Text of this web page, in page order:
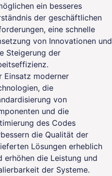
ein besseres
der geschäftlichen
eine schnelle
von Innovationen und
Steigerung der
Einsatz moderner
die
von
und die
des Codes
die Qualität der
Lösungen erheblich
erhöhen die Leistung und
der Systeme.